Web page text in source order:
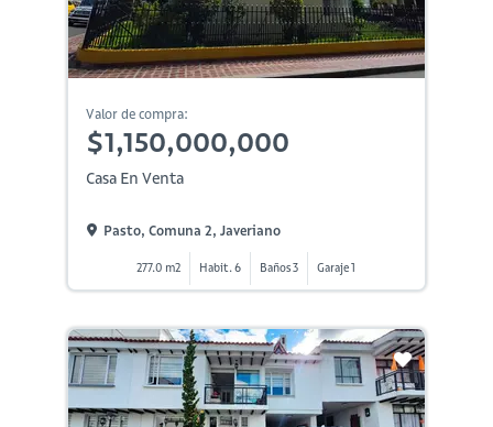
Valor de compra:
$1,150,000,000
Casa En Venta
Pasto, Comuna 2, Javeriano
277.0 m2 Habit. 6 Baños 3 Garaje 1